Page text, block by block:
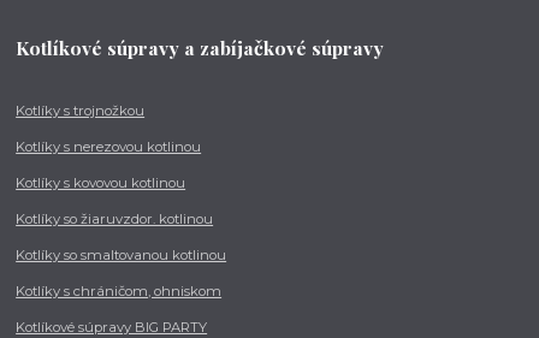
Kotlíkové súpravy a zabíjačkové súpravy
Kotlíky s trojnožkou
Kotlíky s nerezovou kotlinou
Kotlíky s kovovou kotlinou
Kotlíky so žiaruvzdor. kotlinou
Kotlíky so smaltovanou kotlinou
Kotlíky s chráničom, ohniskom
Kotlíkové súpravy BIG PARTY